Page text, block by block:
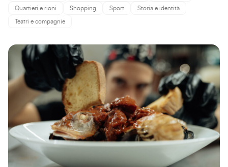
Quartieri e rioni Shopping Sport Storia e identità
Teatri e compagnie